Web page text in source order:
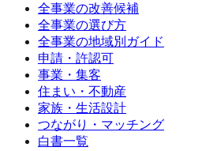
全事業の改善候補
全事業の選び方
全事業の地域別ガイド
申請・許認可
事業・集客
住まい・不動産
家族・生活設計
つながり・マッチング
白書一覧